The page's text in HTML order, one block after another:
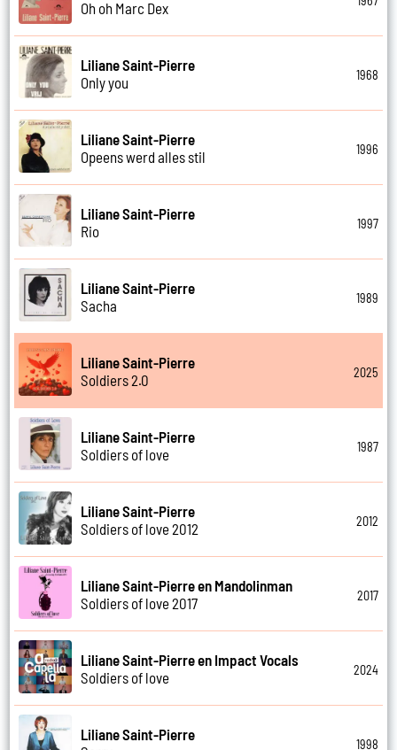
Oh oh Marc Dex
Liliane Saint-Pierre
Only you
1968
Liliane Saint-Pierre
Opeens werd alles stil
1996
Liliane Saint-Pierre
Rio
1997
Liliane Saint-Pierre
Sacha
1989
Liliane Saint-Pierre
Soldiers 2.0
2025
Liliane Saint-Pierre
Soldiers of love
1987
Liliane Saint-Pierre
Soldiers of love 2012
2012
Liliane Saint-Pierre en Mandolinman
Soldiers of love 2017
2017
Liliane Saint-Pierre en Impact Vocals
Soldiers of love
2024
Liliane Saint-Pierre
1998